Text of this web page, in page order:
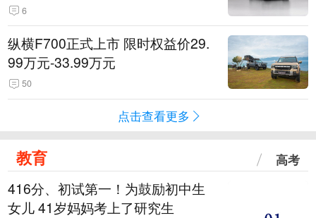
6
纵横F700正式上市 限时权益价29.
99万元-33.99万元
50
点击查看更多
教育 高考
416分、初试第一！为鼓励初中生
女儿 41岁妈妈考上了研究生